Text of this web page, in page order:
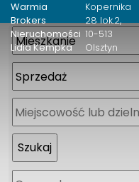
Warmia
Brokers
Nieruchomości
Lidia Kempka
Kopernika
28 lok.2
10-513
Olsztyn